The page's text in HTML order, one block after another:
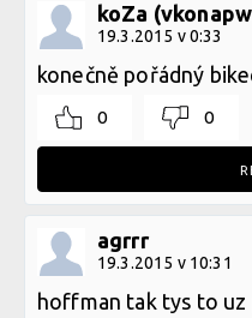
koZa
19.3.2015 v 0:33
konečně pořádný
0 0
agrrr
19.3.2015 v 10:31
hoffman tak tys to